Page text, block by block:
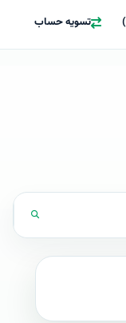
تسویه حساب